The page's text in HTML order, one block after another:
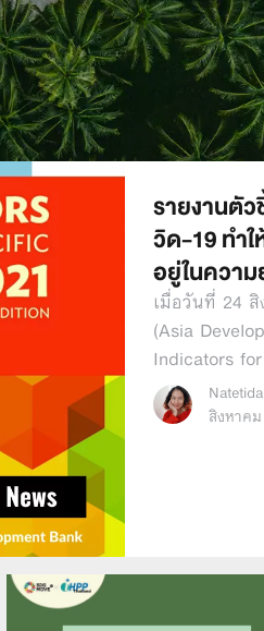
รายงานตั
วิด-19 ทำ
อยู่ในควา
เมื่อวันที่ 24
(Asia
Indicators
สิงหาคม